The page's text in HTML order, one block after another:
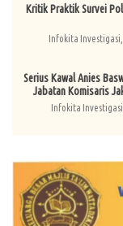
Kritik Praktik Survei
Infokita
Serius Kawal Anies
Jabatan Komisaris
Infokita